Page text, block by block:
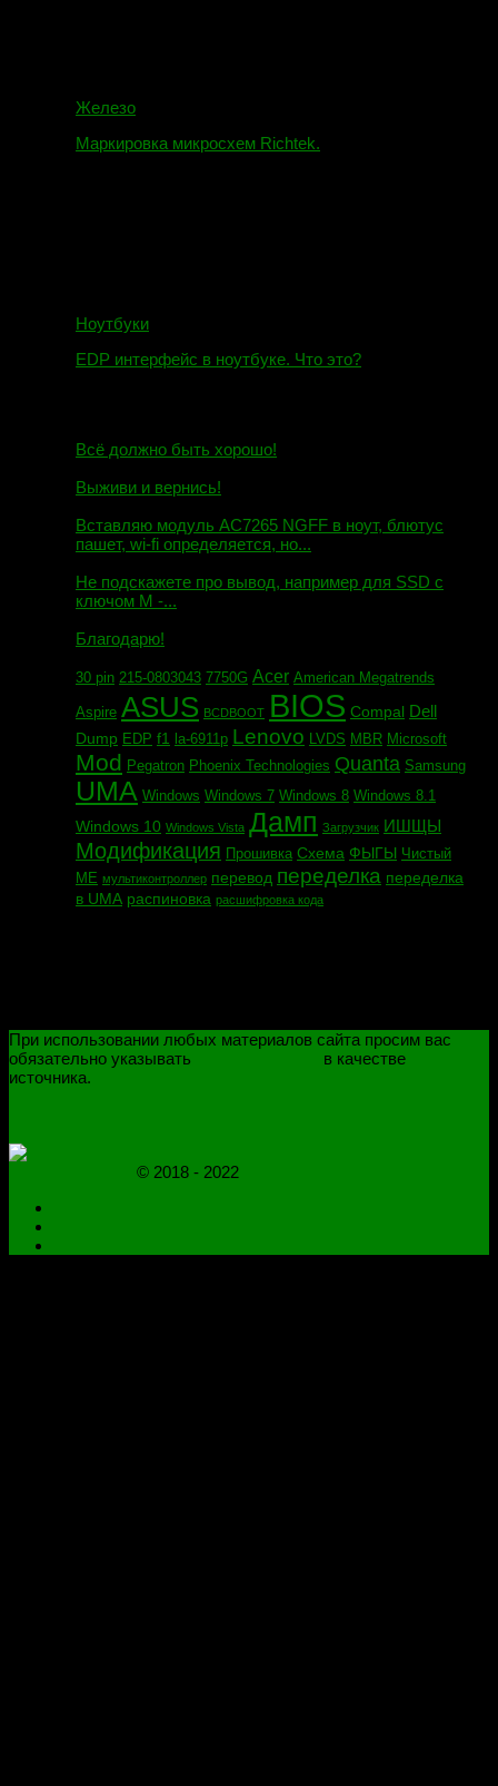
Железо
Маркировка микросхем Richtek.
Ноутбуки
EDP интерфейс в ноутбуке. Что это?
Всё должно быть хорошо!
Выживи и вернись!
Вставляю модуль AC7265 NGFF в ноут, блютус
пашет, wi-fi определяется, но...
Не подскажете про вывод, например для SSD c
ключом М -...
Благодарю!
30 pin 215-0803043 7750G Acer American Megatrends
Aspire ASUS BCDBOOT BIOS Compal Dell
Dump EDP f1 la-6911p Lenovo LVDS MBR Microsoft
Mod Pegatron Phoenix Technologies Quanta Samsung
UMA Windows Windows 7 Windows 8 Windows 8.1
Windows 10 Windows Vista Дамп Загрузчик ИШЩЫ
Модификация Прошивка Схема ФЫГЫ Чистый
МЕ мультиконтроллер перевод переделка переделка
в UMA распиновка расшифровка кода
При использовании любых материалов сайта просим вас
обязательно указывать
в качестве
источника.
© 2018 - 2022